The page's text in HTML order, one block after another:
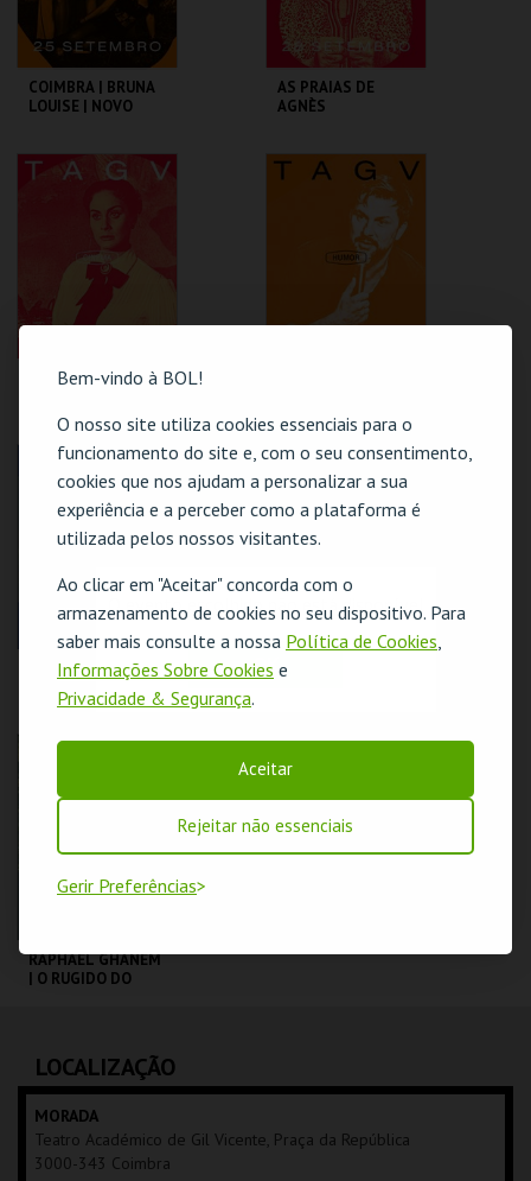
Bem-vindo à BOL!
O nosso site utiliza cookies essenciais para o
funcionamento do site e, com o seu consentimento,
cookies que nos ajudam a personalizar a sua
experiência e a perceber como a plataforma é
utilizada pelos nossos visitantes.
Ao clicar em "Aceitar" concorda com o
armazenamento de cookies no seu dispositivo. Para
saber mais consulte a nossa Política de Cookies,
Informações Sobre Cookies e
Privacidade & Segurança.
Aceitar
Rejeitar não essenciais
Gerir Preferências
COIMBRA | BRUNA
LOUISE | NOVO
TAGV
COMPRAR
AS PRAIAS DE
AGNÈS
TAGV
MAIS INFO
COMPRAR
SENTIMENTO
TAGV
MAIS INFO
COMPRAR
ENTRE NÓS
TAGV
COMPRAR
DIOGO BATÁGUAS |
OPTIMISTA
CÉPTICO
TAGV
COIMBRA |
TAGV
MAIS INFO
RAPHAEL GHANEM
| O RUGIDO DO
MAIS INFO
COMPRAR
LOCALIZAÇÃO
MORADA
Teatro Académico de Gil Vicente, Praça da República
3000-343 Coimbra
O evento escolhido não está disponível
OK